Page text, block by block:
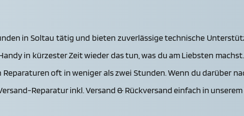
in Soltau tätig und bieten zuverlässige technische
in kürzester Zeit wieder das tun, was du am Liebsten
oft in weniger als zwei Stunden. Wenn du darüber
Reparatur inkl. Versand & Rückversand einfach in unserem